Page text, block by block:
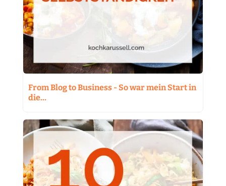
From Blog to Business - So war mein Start in
die…